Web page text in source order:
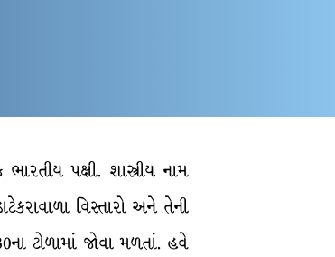
પક્ષી. શાસ્ત્રીય નામ
વિસ્તારો અને તેની
ટોળામાં જોવા મળતાં. હવે